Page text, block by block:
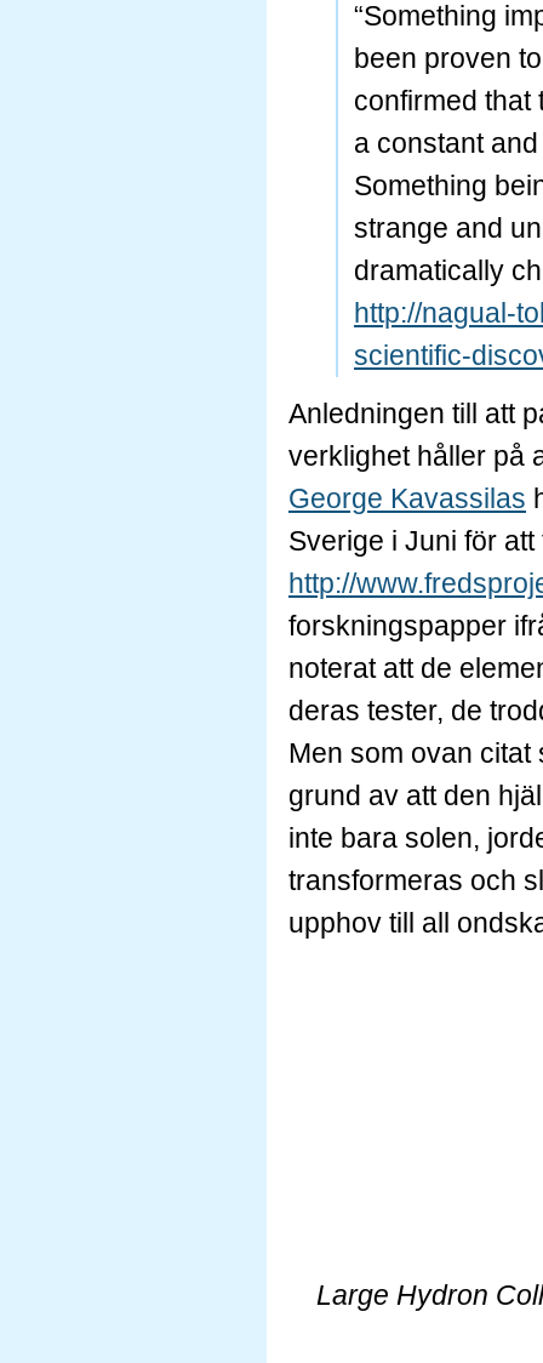
“Something
been proven
confirmed
a constant
Something
strange and
dramatically
http://nagual-
scientific-
Anledningen till att
verklighet håller på
George Kavassilas
Sverige i Juni för
http://
forskningspapper
noterat att de
deras tester, de
Men som ovan
grund av att den
inte bara solen,
transformeras och
upphov till all
Large Hydron